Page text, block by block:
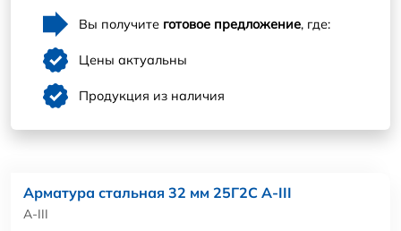
Вы получите готовое предложение, где:
Цены актуальны
Продукция из наличия
Арматура стальная 32 мм 25Г2С А-III
А-III